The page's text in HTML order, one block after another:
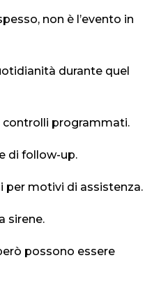
non è l’evento in
durante quel
controlli programmati.
di follow-up.
per motivi di assistenza.
sirene.
possono essere